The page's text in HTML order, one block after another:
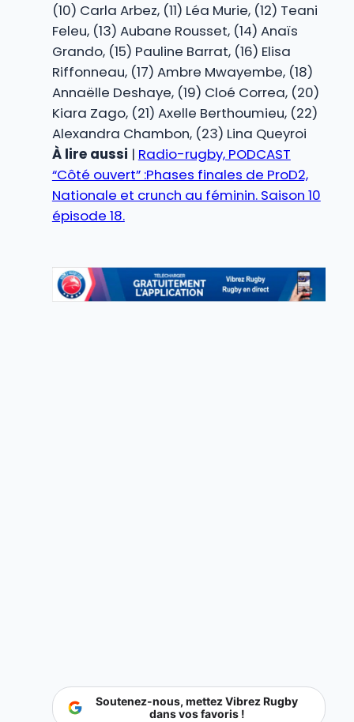
(10) Carla Arbez, (11) Léa Murie, (12) Teani
Feleu, (13) Aubane Rousset, (14) Anaïs
Grando, (15) Pauline Barrat, (16) Elisa
Riffonneau, (17) Ambre Mwayembe, (18)
Annaëlle Deshaye, (19) Cloé Correa, (20)
Kiara Zago, (21) Axelle Berthoumieu, (22)
Alexandra Chambon, (23) Lina Queyroi
À lire aussi | Radio-rugby, PODCAST
“Côté ouvert” :Phases finales de ProD2,
Nationale et crunch au féminin. Saison 10
épisode 18.
Soutenez-nous, mettez Vibrez Rugby
dans vos favoris !